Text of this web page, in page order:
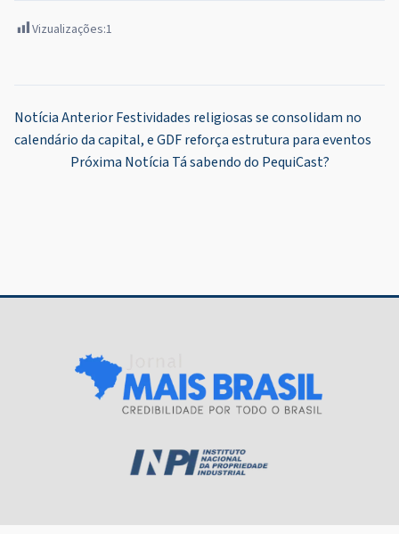
Vizualizações:1
Navegação
Notícia AnteriorFestividades religiosas se consolidam no
calendário da capital, e GDF reforça estrutura para eventos
Próxima Notícia Tá sabendo do PequiCast?